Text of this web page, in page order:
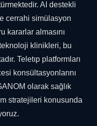
AI destekli
cerrahi simülasyon
kararlar almasını
klinikleri, bu
Teletıp platformları
konsültasyonlarını
olarak sağlık
stratejileri konusunda